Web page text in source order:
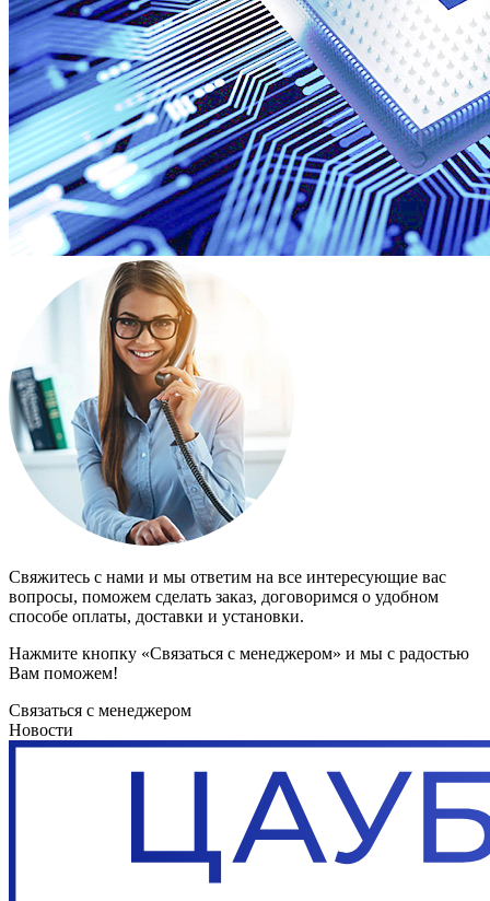
Свяжитесь с нами и мы ответим на все интересующие вас
вопросы, поможем сделать заказ, договоримся о удобном
способе оплаты, доставки и установки.
Нажмите кнопку «Связаться с менеджером» и мы с радостью
Вам поможем!
Связаться с менеджером
Новости